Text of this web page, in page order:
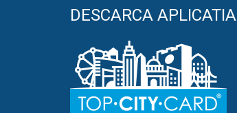
DESCARCA APLICATIA